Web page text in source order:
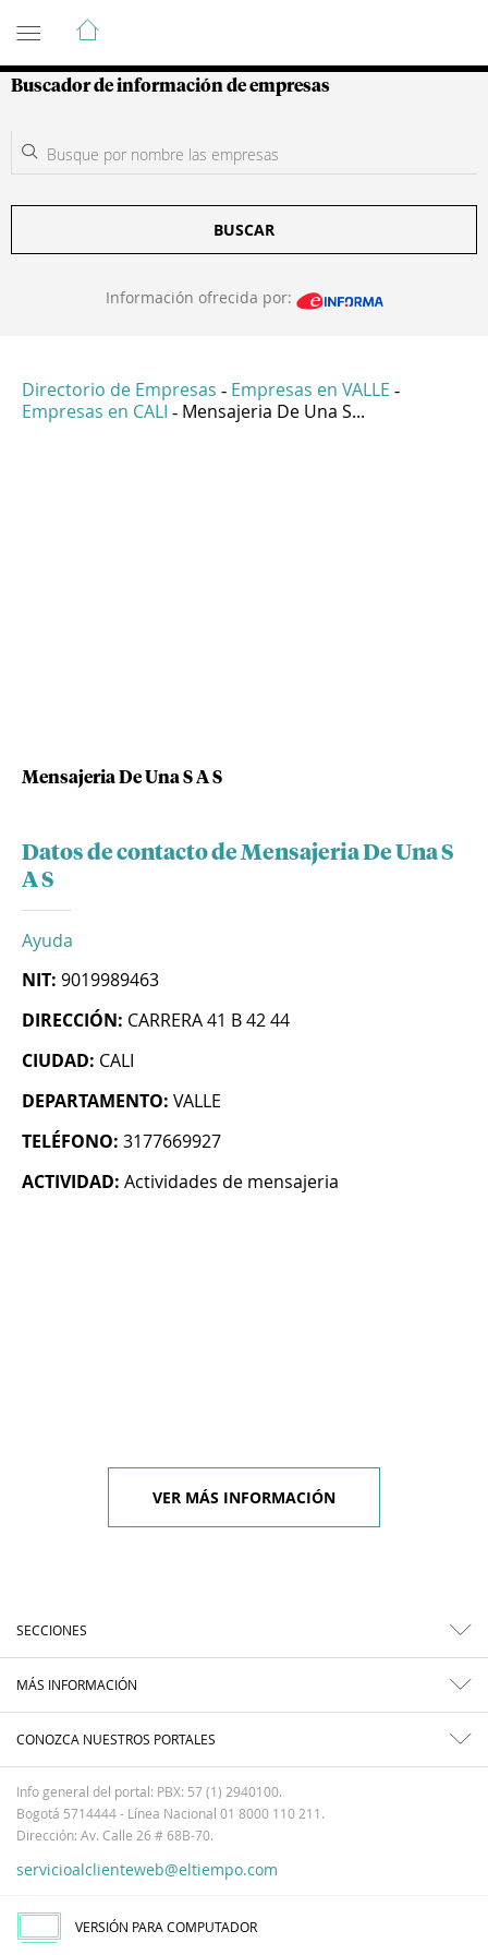
Guía de Empresas Colombianas
Buscador de información de empresas
BUSCAR
Información ofrecida por:
Directorio de Empresas - Empresas en VALLE -
Empresas en CALI - Mensajeria De Una S...
Mensajeria De Una S A S
Datos de contacto de Mensajeria De Una S
A S
Ayuda
NIT: 9019989463
DIRECCIÓN: CARRERA 41 B 42 44
CIUDAD: CALI
DEPARTAMENTO: VALLE
TELÉFONO: 3177669927
ACTIVIDAD: Actividades de mensajeria
VER MÁS INFORMACIÓN
SECCIONES
MÁS INFORMACIÓN
CONOZCA NUESTROS PORTALES
Info general del portal: PBX: 57 (1) 2940100.
Bogotá 5714444 - Línea Nacional 01 8000 110 211.
Dirección: Av. Calle 26 # 68B-70.
servicioalclienteweb@eltiempo.com
VERSIÓN PARA COMPUTADOR